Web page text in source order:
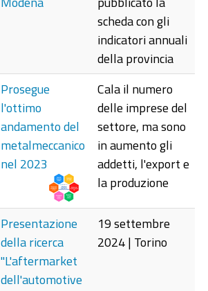
scheda con gli
indicatori annuali
della provincia
Prosegue
l'ottimo
andamento del
metalmeccanico
nel 2023
Cala il numero
delle imprese del
settore, ma sono
in aumento gli
addetti, l'export e
la produzione
Presentazione
della ricerca
"L'aftermarket
dell'automotive
19 settembre
2024 | Torino